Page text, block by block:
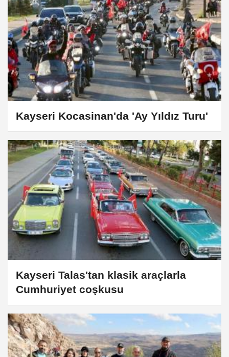
Kayseri Kocasinan'da 'Ay Yıldız Turu'
Kayseri Talas'tan klasik araçlarla
Cumhuriyet coşkusu